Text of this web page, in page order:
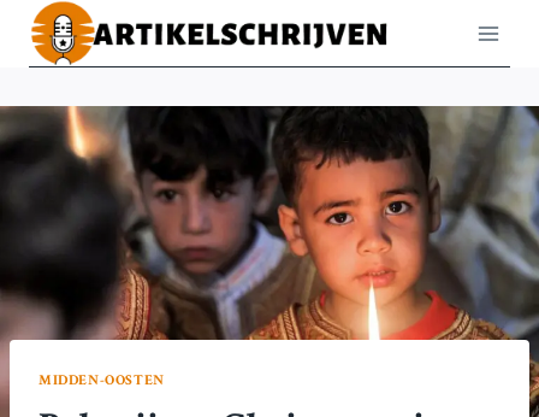
Doorgaan
naar
MIDDEN-OOSTEN